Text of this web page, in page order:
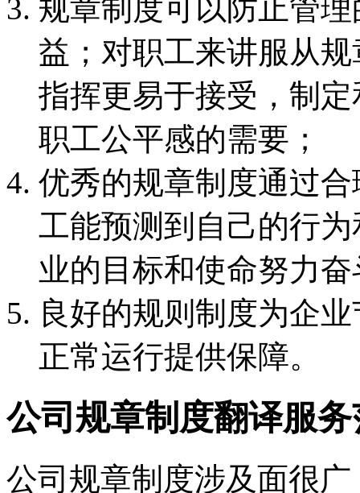
规章制度可以防止管
益；对职工来讲服从
指挥更易于接受，制
职工公平感的需要；
优秀的规章制度通过
工能预测到自己的行
业的目标和使命努力奋
良好的规则制度为企
正常运行提供保障。
公司规章制度翻译服
公司规章制度涉及面很